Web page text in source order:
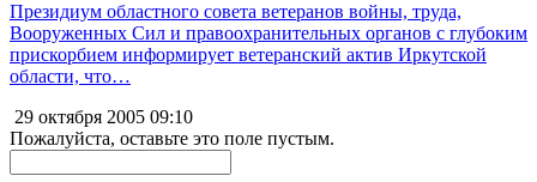
Президиум областного совета ветеранов войны, труда,
Вооруженных Сил и правоохранительных органов с глубоким
прискорбием информирует ветеранский актив Иркутской
области, что…
29 октября 2005 09:10
Пожалуйста, оставьте это поле пустым.